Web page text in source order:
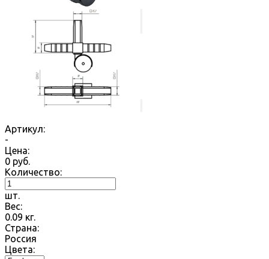
Артикул:
-
Цена:
0 руб.
Количество:
шт.
Вес:
0.09 кг.
Страна:
Россия
Цвета: